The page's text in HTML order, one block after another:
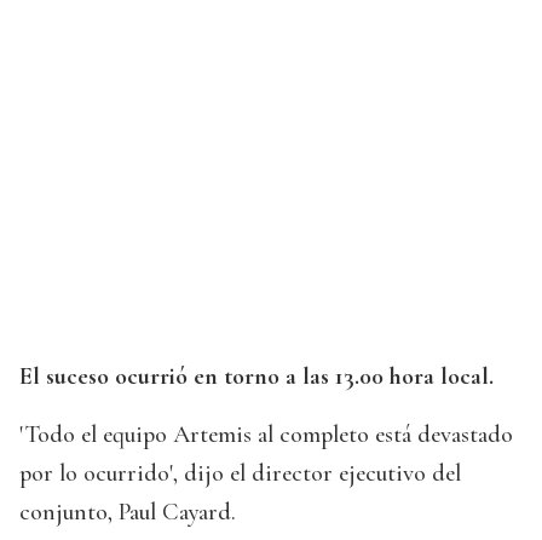
El suceso ocurrió en torno a las 13.00 hora local.
'Todo el equipo Artemis al completo está devastado
por lo ocurrido', dijo el director ejecutivo del
conjunto, Paul Cayard.